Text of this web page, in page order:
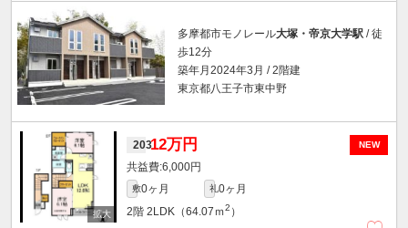
多摩都市モノレール大塚・帝京大学駅 / 徒
歩12分
築年月2024年3月 / 2階建
東京都八王子市東中野
NEW
20312万円
6,000円
敷0ヶ月 礼0ヶ月
2階 2LDK（64.07ｍ2 ）